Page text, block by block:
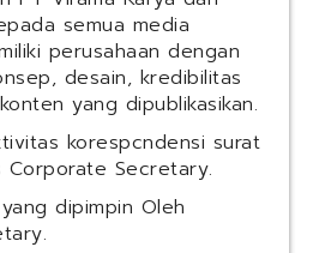
semua media
perusahaan dengan
desain, kredibilitas
yang dipublikasikan.
korespcndensi surat
Corporate Secretary.
dipimpin Oleh